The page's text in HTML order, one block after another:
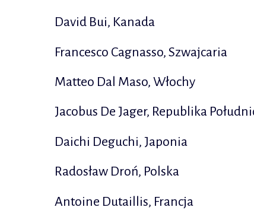
David Bui, Kanada
Francesco Cagnasso, Szwajcaria
Matteo Dal Maso, Włochy
Jacobus De Jager, Republika
Daichi Deguchi, Japonia
Radosław Droń, Polska
Antoine Dutaillis, Francja